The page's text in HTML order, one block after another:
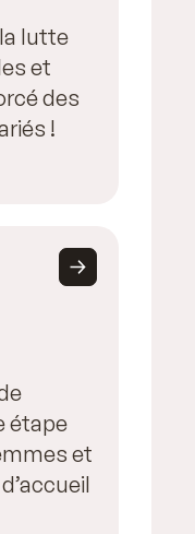
lutte
et
des
!
étape
et